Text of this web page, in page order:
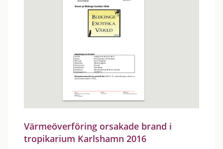
Värmeöverföring orsakade brand i
tropikarium Karlshamn 2016